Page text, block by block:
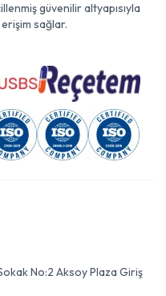
güvenilir altyapısıyla
sağlar.
No:2 Aksoy Plaza Giriş